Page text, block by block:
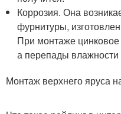
Коррозия. Она
фурнитуры,
При монтаже
а перепады влажности
Монтаж верхнего яруса